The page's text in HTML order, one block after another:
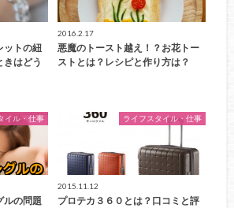
ットの紐
きはどう
2016.2.17
悪魔のトースト越え！？お花トー
ストとは？レシピと作り方は？
イル・仕事
ルの問題
ライフスタイル・仕事
2015.11.12
プロテカ３６０とは？口コミと評